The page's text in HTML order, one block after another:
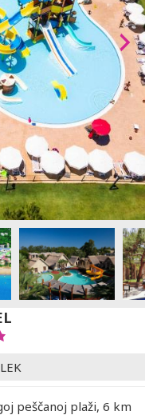
peščanoj plaži, 6 km